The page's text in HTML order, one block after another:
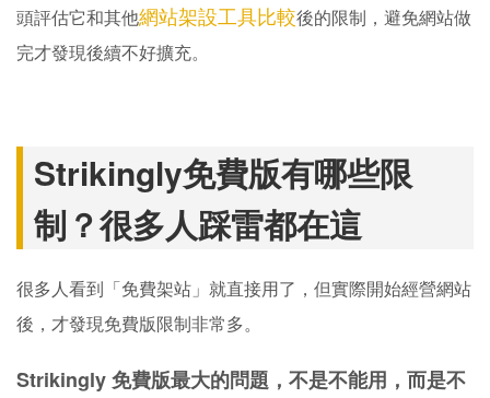
頭評估它和其他網站架設工具比較後的限制，避免網站做
完才發現後續不好擴充。
Strikingly免費版有哪些限
制？很多人踩雷都在這
很多人看到「免費架站」就直接用了，但實際開始經營網站
後，才發現免費版限制非常多。
Strikingly 免費版最大的問題，不是不能用，而是不